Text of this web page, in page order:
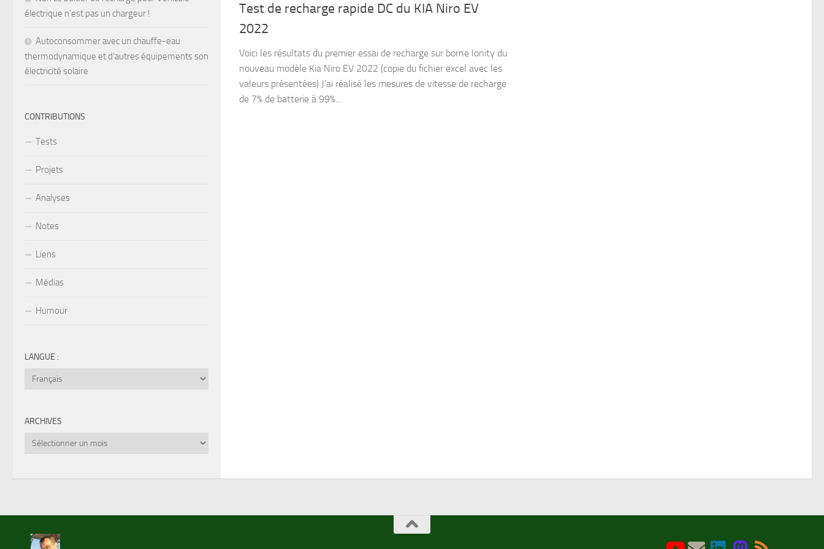
Test de recharge rapide DC du KIA Niro EV
2022
Voici les résultats du premier essai de recharge sur borne Ionity du
nouveau modèle Kia Niro EV 2022 (copie du fichier excel avec les
valeurs présentées) J’ai réalisé les mesures de vitesse de recharge
de 7% de batterie à 99%....
électrique n’est pas un chargeur !
Autoconsommer avec un chauffe-eau
thermodynamique et d’autres équipements son
électricité solaire
CONTRIBUTIONS
Tests
Projets
Analyses
Notes
Liens
Médias
Humour
LANGUE :
ARCHIVES
Archives